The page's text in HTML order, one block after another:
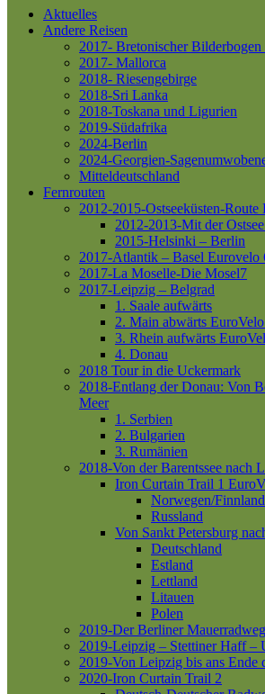
Aktuelles
Andere Reisen
2017- Bretonischer Bilderbogen
2017- Mallorca
2018- Riesengebirge
2018-Sri Lanka
2018-Toskana und Ligurien
2019-Südafrika
2024-Berlin
2024-Georgien-
Mitteldeutschland
Fernrouten
2012-2015-Ostseeküsten-Route
2012-2013-Mit der
2015-Helsinki – Berlin
2017-Atlantik – Basel Eurovelo
2017-La Moselle-Die Mosel7
2017-Leipzig – Belgrad
1. Saale aufwärts
2. Main abwärts
3. Rhein aufwärts
4. Donau
2018 Tour in die Uckermark
2018-Entlang der Donau: Von
Meer
1. Serbien
2. Bulgarien
3. Rumänien
2018-Von der Barentssee nach
Iron Curtain Trail 1
Norwegen/Finnland
Russland
Von Sankt Petersburg
Deutschland
Estland
Lettland
Litauen
Polen
2019-Der Berliner Mauerradweg
2019-Leipzig – Stettiner Haff –
2019-Von Leipzig bis ans Ende
2020-Iron Curtain Trail 2